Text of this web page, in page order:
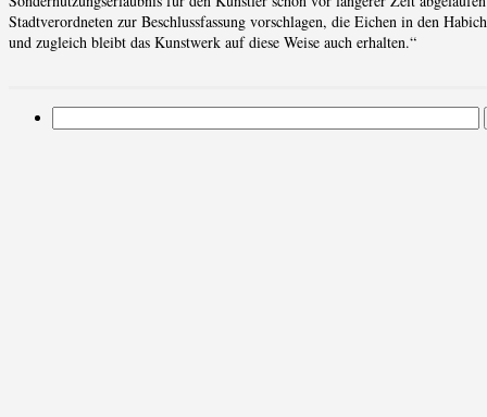
Stadtverordneten zur Beschlussfassung vorschlagen, die Eichen in den
und zugleich bleibt das Kunstwerk auf diese Weise auch erhalten.“